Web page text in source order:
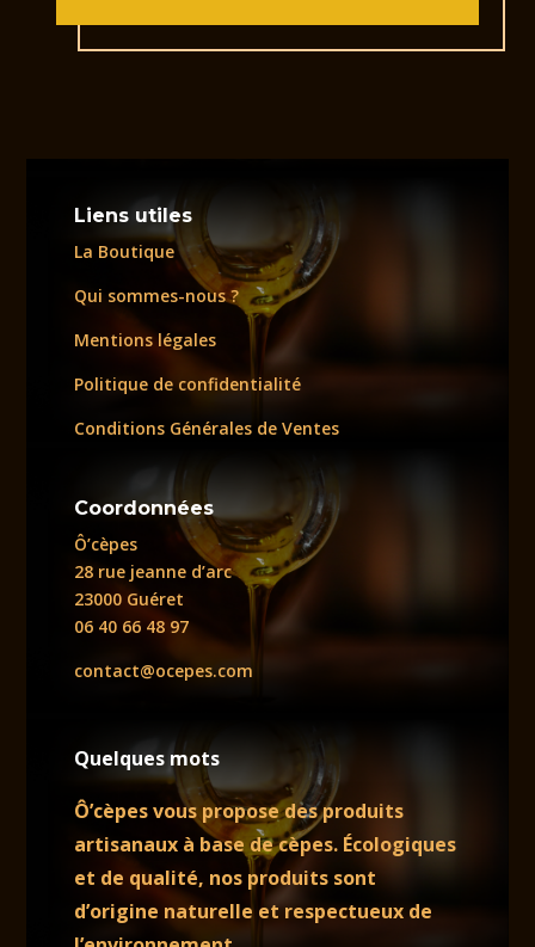
Liens utiles
La Boutique
Qui sommes-nous ?
Mentions légales
Politique de confidentialité
Conditions Générales de Ventes
Coordonnées
Ô’cèpes
28 rue jeanne d’arc
23000 Guéret
06 40 66 48 97
contact@ocepes.com
Quelques mots
Ô’cèpes vous propose des produits
artisanaux à base de cèpes. Écologiques
et de qualité, nos produits sont
d’origine naturelle et respectueux de